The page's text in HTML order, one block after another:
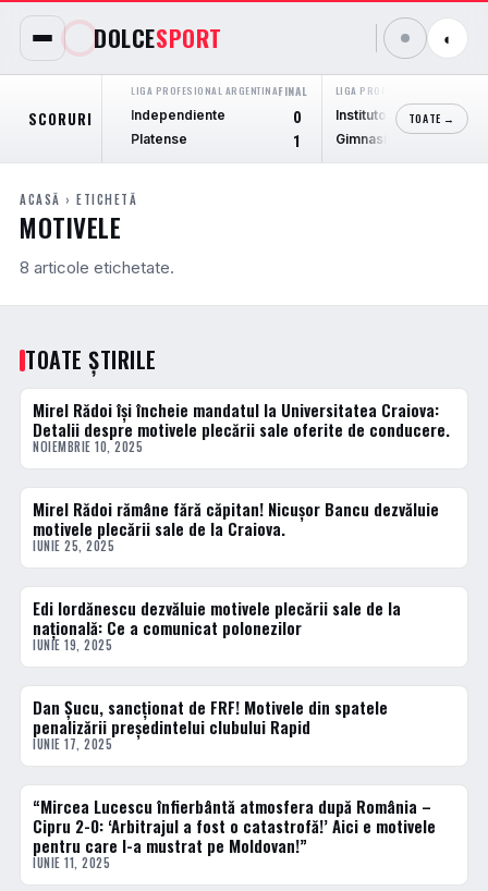
DOLCESPORT ◐
SCORURI
LIGA PROFESIONAL ARGENTINAFINAL
Independiente
0
Platense 1
LIGA PROFESIONAL ARGENTINA
Instituto Cordoba
Gimnasia M.
TOATE →
ACASĂ › ETICHETĂ
MOTIVELE
8 articole etichetate.
TOATE ȘTIRILE
ȘTIRI
Mirel Rădoi își încheie mandatul la Universitatea Craiova:
Detalii despre motivele plecării sale oferite de conducere.
NOIEMBRIE 10, 2025
ACTUALE
Mirel Rădoi rămâne fără căpitan! Nicușor Bancu dezvăluie
motivele plecării sale de la Craiova.
IUNIE 25, 2025
FOTBAL EXTERN
Edi Iordănescu dezvăluie motivele plecării sale de la
națională: Ce a comunicat polonezilor
IUNIE 19, 2025
ACTUALE
Dan Şucu, sancţionat de FRF! Motivele din spatele
penalizării preşedintelui clubului Rapid
IUNIE 17, 2025
ACTUALE
“Mircea Lucescu înfierbântă atmosfera după România –
Cipru 2-0: ‘Arbitrajul a fost o catastrofă!’ Aici e motivele
pentru care l-a mustrat pe Moldovan!”
IUNIE 11, 2025